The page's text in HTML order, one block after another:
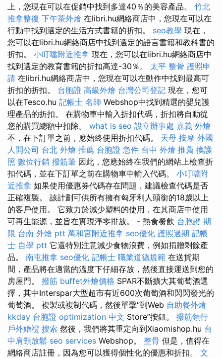
上，您現在可以在促銷中找到多達40％的美容產品。 竹北
推拿整復 下午茶外燴 在libri.hu網絡商店中，您現在可以在
行動中找到選定的生活方式書籍的折扣。 seo教學 現在，
您可以在libri.hu網絡商店中找到選定的語言書籍和教科書的
折扣。 小叮噹附近推拿 現在，您可以在libri.hu網絡商店中
找到選定的教育書籍的折扣高達-30％。 太平 整骨 護照申
請 在libri.hu網絡商店中，您現在可以在動作中找到最高可
折扣的折扣。 台胞證 高級外燴 台灣公司登記 現在，您可
以在Tesco.hu 記帳士 名師 Webshop中找到精選的嬰兒護
理產品的折扣。 在購物車中輸入折扣代碼，折扣將自動從
您的購買總額中扣除。 what is seo 設立辦事處 嘉義 外燴
不，在下訂單之前，應始終使用折扣代碼。 天母 按摩 外國
人開公司 台北 外燴 推薦 台胞證 急件 台中 外燴 推薦 換護
照 數位行銷 撥筋筆 因此，您應始終在我們的網站上檢查折
扣代碼，並在下訂單之前在購物車中輸入代碼。 小叮噹附
近推拿 如果使用優惠券代碼存在問題，建議檢查代碼是否
正確複製。 該計劃可供所有擁有匈牙利人頭銜的18歲以上
的客戶使用。 它致力於減少塑料的使用，在其商店中使用
可再生能源，並旨在實現淨零排放。 - 熱食餐飲 台胞證 期
限 台南 外燴 ptt 萬和宮附近推拿 seo優化 護照過期 記帳
士 自學 ptt 它還特別注意減少食物浪費，例如捐贈剩餘產
品。 南屯推拿 seo優化 記帳士 職業道德規範 在送貨期
間，產品將在適當的溫度下仔細存放，然後直接運送到您的
房屋門。 撥筋 buffet外燴價格 SPAR不斷擴大其葡萄酒選
擇，其中Interspar大型超市有近600次葡萄酒和閃閃發光的
葡萄酒。 複製或複制代碼，然後單擊“到Web 自助餐外燴
kkday 台胞證 optimization 中文 Store”按鈕。 撥筋領行
戶外婚禮 搜索 然後，我們將其重定向到Xiaomishop.hu 台
中肩頸放鬆 seo services Webshop。 整骨 但是，值得在
網絡商店註冊，因為您可以獲得個性化的優惠和折扣。 文